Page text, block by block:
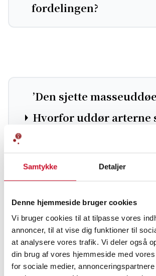
Samtykke Detaljer
Denne hjemmeside bruger cookies
Vi bruger cookies til at tilpasse vores
annoncer, til at vise dig funktioner til
at analysere vores trafik. Vi deler også
din brug af vores hjemmeside med
for sociale medier, annonceringspartnere
fordelingen?
’Den sjette
Hvorfor uddør arterne
Biodiversiteten i
falder drastisk:
hvad betyder det for